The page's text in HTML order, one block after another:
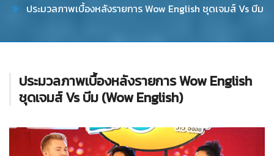
ประมวลภาพเบื้องหลังรายการ Wow English ชุดเจมส์ Vs บีม
ประมวลภาพเบื้องหลังรายการ Wow English
ชุดเจมส์ Vs บีม (Wow English)